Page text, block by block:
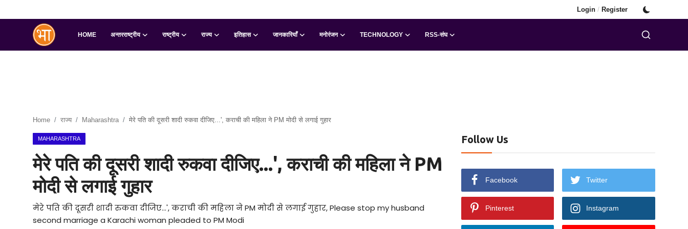
Login / Register
HOME अन्तरराष्ट्रीय राष्ट्रीय राज्य इतिहास जानकारियाँ मनोरंजन TECHNOLOGY RSS-संघ
Home राज्य Maharashtra मेरे पति की दूसरी शादी रुकवा दीजिए...', कराची की महिला ने PM मोदी से लगाई गुहार
MAHARASHTRA
मेरे पति की दूसरी शादी रुकवा दीजिए...', कराची की महिला ने PM
मोदी से लगाई गुहार
मेरे पति की दूसरी शादी रुकवा दीजिए...', कराची की महिला ने PM मोदी से लगाई गुहार, Please stop my husband
second marriage a Karachi woman pleaded to PM Modi
Follow Us
Facebook Twitter
Pinterest Instagram